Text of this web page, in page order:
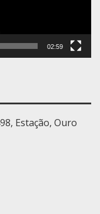
02:59
Estação, Ouro